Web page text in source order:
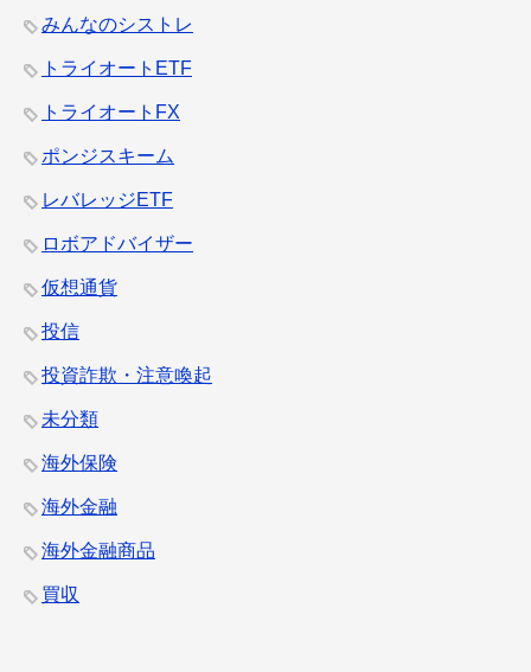
みんなのシストレ
トライオートETF
トライオートFX
ポンジスキーム
レバレッジETF
ロボアドバイザー
仮想通貨
投信
投資詐欺・注意喚起
未分類
海外保険
海外金融
海外金融商品
買収